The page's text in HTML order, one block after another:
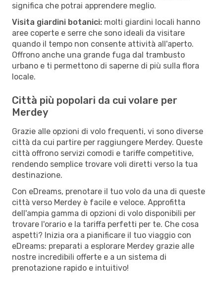
significa che potrai apprendere meglio.
Visita giardini botanici: molti giardini locali hanno
aree coperte e serre che sono ideali da visitare
quando il tempo non consente attività all'aperto.
Offrono anche una grande fuga dal trambusto
urbano e ti permettono di saperne di più sulla flora
locale.
Città più popolari da cui volare per
Merdey
Grazie alle opzioni di volo frequenti, vi sono diverse
città da cui partire per raggiungere Merdey. Queste
città offrono servizi comodi e tariffe competitive,
rendendo semplice trovare voli diretti verso la tua
destinazione.
Con eDreams, prenotare il tuo volo da una di queste
città verso Merdey è facile e veloce. Approfitta
dell'ampia gamma di opzioni di volo disponibili per
trovare l'orario e la tariffa perfetti per te. Che cosa
aspetti? Inizia ora a pianificare il tuo viaggio con
eDreams: preparati a esplorare Merdey grazie alle
nostre incredibili offerte e a un sistema di
prenotazione rapido e intuitivo!